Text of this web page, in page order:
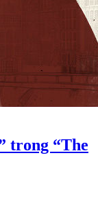
trong “The